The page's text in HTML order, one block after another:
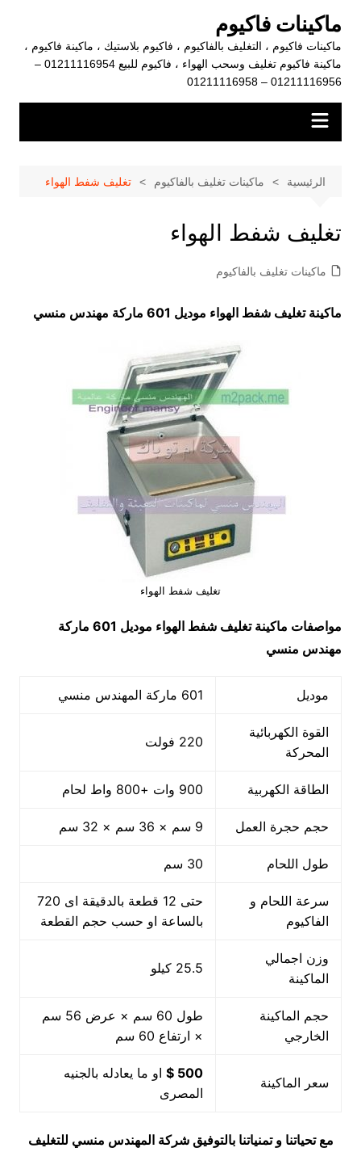
المحتوى
ماكينات فاكيوم
ماكينات فاكيوم ، التغليف بالفاكيوم ، فاكيوم بلاستيك ، ماكينة فاكيوم ،
ماكينة فاكيوم تغليف وسحب الهواء ، فاكيوم للبيع 01211116954 –
01211116956 – 01211116958
الرئيسية ماكينات تغليف بالفاكيوم تغليف شفط الهواء
تغليف شفط الهواء
ماكينات تغليف بالفاكيوم
ماكينة تغليف شفط الهواء موديل 601 ماركة مهندس منسي
تغليف شفط الهواء
مواصفات ماكينةتغليف شفط الهواء
موديل 601 ماركة
مهندس منسي
موديل 601 ماركة المهندس منسي
القوة الكهربائية
المحركة
220 فولت
الطاقة الكهربية 900 وات +800 واط لحام
حجم حجرة العمل 9 سم × 36 سم × 32 سم
طول اللحام 30 سم
سرعة اللحام و
الفاكيوم
حتى 12 قطعة بالدقيقة اى 720
بالساعة او حسب حجم القطعة
وزن اجمالي
الماكينة
25.5 كيلو
حجم الماكينة
الخارجي
طول 60 سم × عرض 56 سم
× ارتفاع 60 سم
سعر الماكينة
500 $
او ما يعادله بالجنيه
المصرى
مع تحياتنا و تمنياتنا بالتوفيق شركة المهندس منسي للتغليف